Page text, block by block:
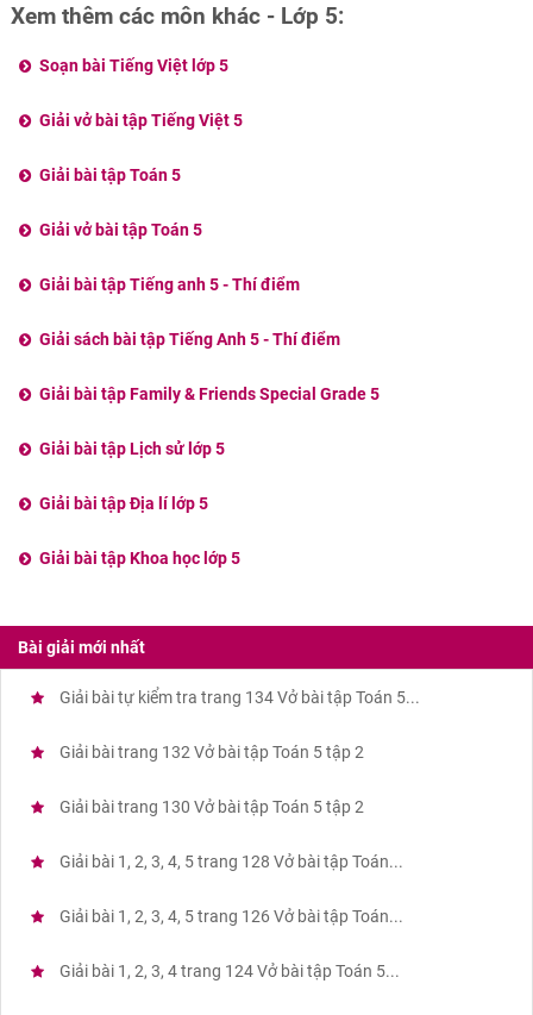
Xem thêm các môn khác - Lớp 5:
Soạn bài Tiếng Việt lớp 5
Giải vở bài tập Tiếng Việt 5
Giải bài tập Toán 5
Giải vở bài tập Toán 5
Giải bài tập Tiếng anh 5 - Thí điểm
Giải sách bài tập Tiếng Anh 5 - Thí điểm
Giải bài tập Family & Friends Special Grade 5
Giải bài tập Lịch sử lớp 5
Giải bài tập Địa lí lớp 5
Giải bài tập Khoa học lớp 5
Bài giải mới nhất
Giải bài tự kiểm tra trang 134 Vở bài tập Toán 5...
Giải bài trang 132 Vở bài tập Toán 5 tập 2
Giải bài trang 130 Vở bài tập Toán 5 tập 2
Giải bài 1, 2, 3, 4, 5 trang 128 Vở bài tập Toán...
Giải bài 1, 2, 3, 4, 5 trang 126 Vở bài tập Toán...
Giải bài 1, 2, 3, 4 trang 124 Vở bài tập Toán 5...